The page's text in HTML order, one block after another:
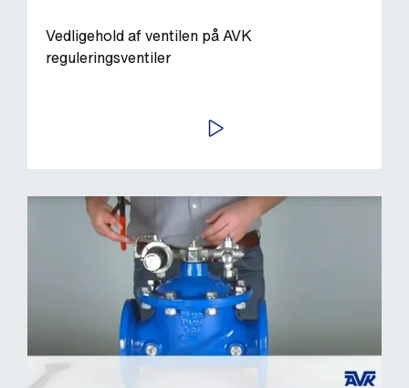
Vedligehold af ventilen på AVK
reguleringsventiler
AFSPIL